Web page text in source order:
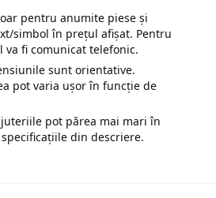
pentru anumite piese și
simbol în prețul afișat. Pentru
fi comunicat telefonic.
sunt orientative.
pot varia ușor în funcție de
pot părea mai mari în
din descriere.